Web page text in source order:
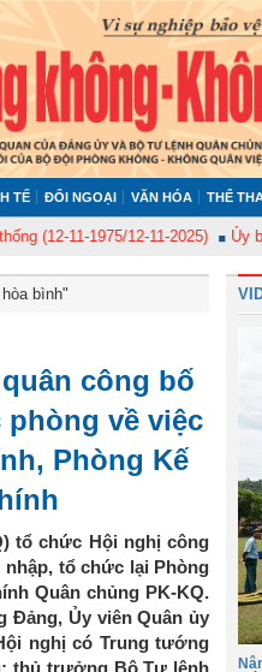
TẾ ĐỐI NGOẠI VĂN HÓA THỂ
12-11-2025) Ủy ban Kiểm tra
bình"
công bố
về việc
Phòng Kế
tổ chức Hội nghị công
tổ chức lại Phòng
Quân chủng PK-KQ.
Đảng, Ủy viên Quân ủy
nghị có Trung tướng
thủ trưởng Bộ Tư lệnh